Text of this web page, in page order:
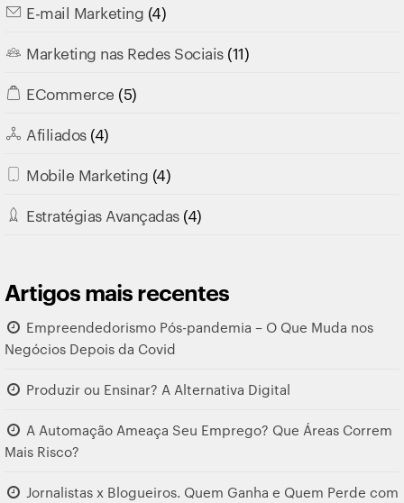
E-mail Marketing (4)
Marketing nas Redes Sociais(11)
ECommerce (5)
Afiliados(4)
Mobile Marketing (4)
Estratégias Avançadas(4)
Artigos mais recentes
Empreendedorismo Pós-pandemia – O Que Muda nos
Negócios Depois da Covid
Produzir ou Ensinar? A Alternativa Digital
A Automação Ameaça Seu Emprego? Que Áreas Correm
Mais Risco?
Jornalistas x Blogueiros. Quem Ganha e Quem Perde com